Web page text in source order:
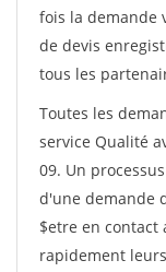
fois la demande
de devis
tous les
Toutes les
service Qualité
09. Un
d'une demande
$etre en
rapidement